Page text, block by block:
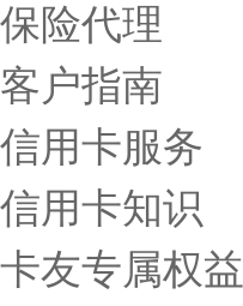
保险代理
客户指南
信用卡服务
信用卡知识
卡友专属权益